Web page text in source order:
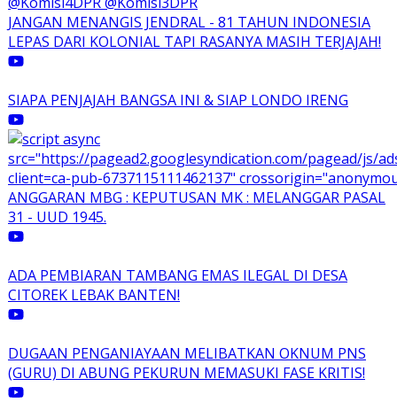
JANGAN MENANGIS JENDRAL - 81 TAHUN INDONESIA
LEPAS DARI KOLONIAL TAPI RASANYA MASIH TERJAJAH!
SIAPA PENJAJAH BANGSA INI & SIAP LONDO IRENG
ANGGARAN MBG : KEPUTUSAN MK : MELANGGAR PASAL
31 - UUD 1945.
ADA PEMBIARAN TAMBANG EMAS ILEGAL DI DESA
CITOREK LEBAK BANTEN!
DUGAAN PENGANIAYAAN MELIBATKAN OKNUM PNS
(GURU) DI ABUNG PEKURUN MEMASUKI FASE KRITIS!